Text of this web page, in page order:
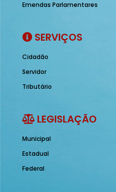
Emendas Parlamentares
SERVIÇOS
Cidadão
Servidor
Tributário
LEGISLAÇÃO
Municipal
Estadual
Federal